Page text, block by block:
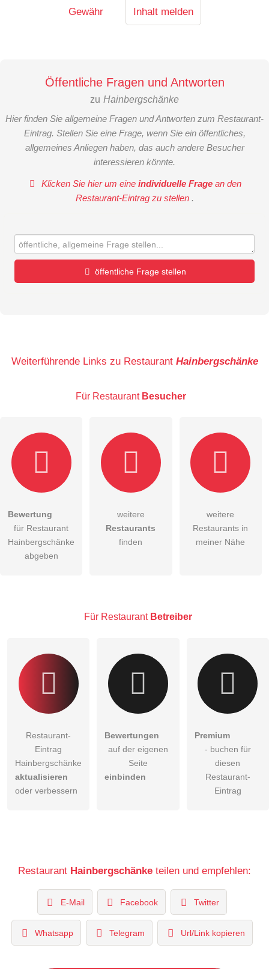
Gewähr Inhalt melden
Öffentliche Fragen und Antworten
zu Hainbergschänke
Hier finden Sie allgemeine Fragen und Antworten zum Restaurant-
Eintrag. Stellen Sie eine Frage, wenn Sie ein öffentliches,
allgemeines Anliegen haben, das auch andere Besucher
interessieren könnte.
Klicken Sie hier um eineindividuelle Frage an den
Restaurant-Eintrag zu stellen .
öffentliche Frage stellen
E-Mail-Adresse (wird nicht veröffentlicht)
Hiermit akzeptiere ich dieAGB
DieDatenschutzerklärung habe ich zur Kenntnis genommen.
Besucher sichtbar.
Weiterführende Links zu Restaurant Hainbergschänke
Für Restaurant Besucher
Bewertung
für Restaurant
Hainbergschänke
abgeben
weitere
Restaurants
finden
weitere
Restaurants in
meiner Nähe
Für Restaurant Betreiber
Restaurant-
Eintrag
Hainbergschänke
aktualisieren
oder verbessern
Bewertungen
auf der eigenen
Seite
einbinden
Premium
- buchen für
diesen
Restaurant-
Eintrag
Restaurant Hainbergschänke teilen und empfehlen:
E-Mail Facebook Twitter
Whatsapp Telegram Url/Link kopieren